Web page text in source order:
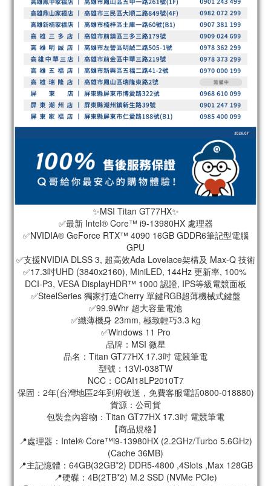
✨MSI Titan GT77HX✨
✅最新 Intel® Core™ i9-13980HX 處理器
✅NVIDIA® GeForce RTX™ 4090 16GB GDDR6筆記型電腦
GPU
✅支援NVIDIA DLSS 3, 超高效Ada Lovelace架構及 Max-Q 技術
✅17.3吋UHD (3840x2160), MiniLED, 144Hz 更新率, 100%
DCI-P3, VESA DisplayHDR™ 1000 認證, IPS等級電競面板
✅SteelSeries 獨家打造Cherry 單鍵RGB超薄機械式鍵盤
✅99.9Whr 超大容量電池
✅纖薄機身 23mm, 極致輕巧3.3 kg
✅Windows 11 Pro
品牌：MSI 微星
品名：Titan GT77HX 17.3吋 電競筆電
型號：13VI-038TW
NCC：CCAI18LP2010T7
保固：2年(台灣地區2年到府收送，免費客服電話0800-018880)
貨源：公司貨
包裝盒內容物：Titan GT77HX 17.3吋 電競筆電
【商品規格】
📍處理器：Intel® Core™i9-13980HX (2.2GHz/Turbo 5.6GHz)
(Cache 36MB)
📍主記憶體：64GB(32GB*2) DDR5-4800 ,4Slots ,Max 128GB
📍硬碟：4B(2TB*2) M.2 SSD (NVMe PCIe)